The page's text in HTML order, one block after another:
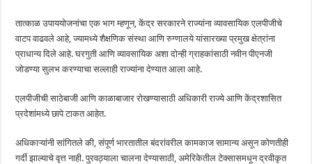
तात्काळ उपाययोजनांचा एक भाग म्हणून, केंद्र सरकारने राज्यांना व्यावसायिक एलपीजीचे
वाटप वाढवले ​​आहे, ज्यामध्ये शैक्षणिक संस्था आणि रुग्णालये यांसारख्या प्रमुख क्षेत्रांना
प्राधान्य दिले आहे. घरगुती आणि व्यावसायिक अशा दोन्ही ग्राहकांसाठी नवीन पीएनजी
जोडण्या सुलभ करण्याचा सल्लाही राज्यांना देण्यात आला आहे.
एलपीजीची साठेबाजी आणि काळाबाजार रोखण्यासाठी अधिकारी राज्ये आणि केंद्रशासित
प्रदेशांमध्ये छापे टाकत आहेत.
अधिकाऱ्यांनी सांगितले की, संपूर्ण भारतातील बंदरांवरील कामकाज सामान्य असून कोणतीही
गर्दी झाल्याचे वृत्त नाही. पुरवठ्याला चालना देण्यासाठी, अमेरिकेतील टेक्सासमधून द्रवीकृत